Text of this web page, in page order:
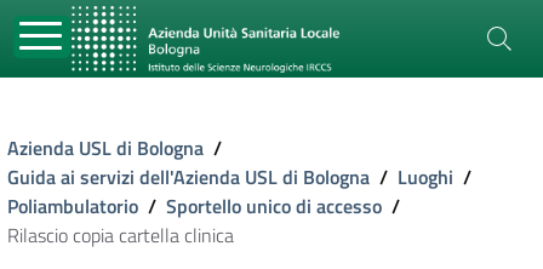
Azienda USL di Bologna /
Guida ai servizi dell'Azienda USL di Bologna / Luoghi /
Poliambulatorio / Sportello unico di accesso /
Rilascio copia cartella clinica